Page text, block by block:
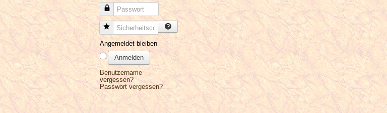
Passwort
Sicherheitscode
Angemeldet bleiben
Anmelden
Benutzername
vergessen?
Passwort vergessen?